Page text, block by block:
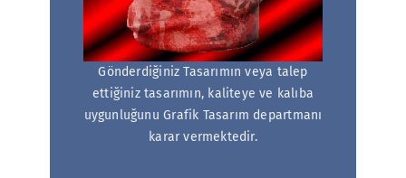
Gönderdiğiniz Tasarımın veya talep
ettiğiniz tasarımın, kaliteye ve kalıba
uygunluğunu Grafik Tasarım departmanı
karar vermektedir.